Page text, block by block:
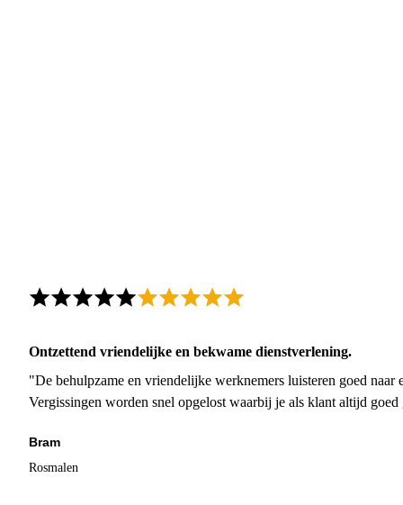
Ontzettend vriendelijke en bekwame dienstverlening.
"De behulpzame en vriendelijke werknemers luisteren goed naar
Vergissingen worden snel opgelost waarbij je als klant altijd
Bram
Rosmalen